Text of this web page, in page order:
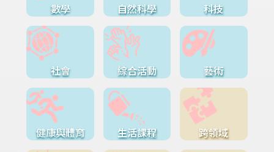
數學 自然科學 科技
社會 綜合活動 藝術
健康與體育 生活課程 跨領域